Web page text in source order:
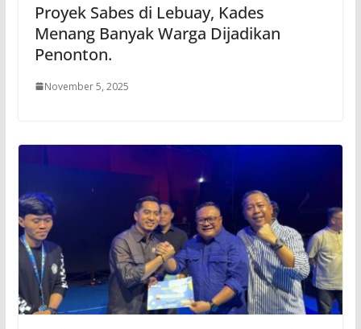
Proyek Sabes di Lebuay, Kades
Menang Banyak Warga Dijadikan
Penonton.
November 5, 2025